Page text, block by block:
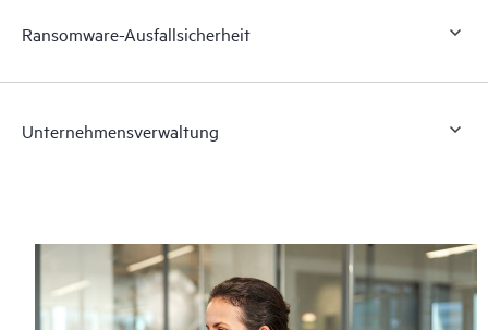
Ransomware-Ausfallsicherheit
Unternehmensverwaltung